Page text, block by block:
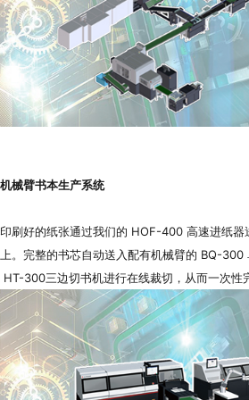
机械臂书本生产系统
印刷好的纸张通过我们的 HOF-400 高速进纸器
上。完整的书芯自动送入配有机械臂的 BQ-
HT-300三边切书机进行在线裁切，从而一次性